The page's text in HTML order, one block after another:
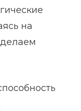
на